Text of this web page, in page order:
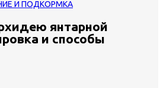
И ПОДКОРМКА
янтарной
и способы